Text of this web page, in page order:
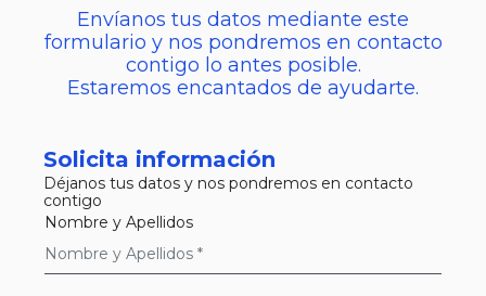
Envíanos tus datos mediante este
formulario y nos pondremos en contacto
contigo lo antes posible.
Estaremos encantados de ayudarte.
Solicita información
Déjanos tus datos y nos pondremos en contacto
contigo
Nombre y Apellidos